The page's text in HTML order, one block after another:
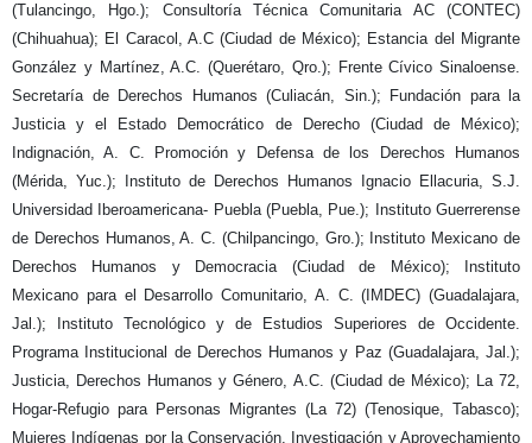
(Tulancingo, Hgo.); Consultoría Técnica Comunitaria AC (CONTEC)
(Chihuahua); El Caracol, A.C (Ciudad de México); Estancia del Migrante
González y Martínez, A.C. (Querétaro, Qro.); Frente Cívico Sinaloense.
Secretaría de Derechos Humanos (Culiacán, Sin.); Fundación para la
Justicia y el Estado Democrático de Derecho (Ciudad de México);
Indignación, A. C. Promoción y Defensa de los Derechos Humanos
(Mérida, Yuc.); Instituto de Derechos Humanos Ignacio Ellacuria, S.J.
Universidad Iberoamericana- Puebla (Puebla, Pue.); Instituto Guerrerense
de Derechos Humanos, A. C. (Chilpancingo, Gro.); Instituto Mexicano de
Derechos Humanos y Democracia (Ciudad de México); Instituto
Mexicano para el Desarrollo Comunitario, A. C. (IMDEC) (Guadalajara,
Jal.); Instituto Tecnológico y de Estudios Superiores de Occidente.
Programa Institucional de Derechos Humanos y Paz (Guadalajara, Jal.);
Justicia, Derechos Humanos y Género, A.C. (Ciudad de México); La 72,
Hogar-Refugio para Personas Migrantes (La 72) (Tenosique, Tabasco);
Mujeres Indígenas por la Conservación, Investigación y Aprovechamiento